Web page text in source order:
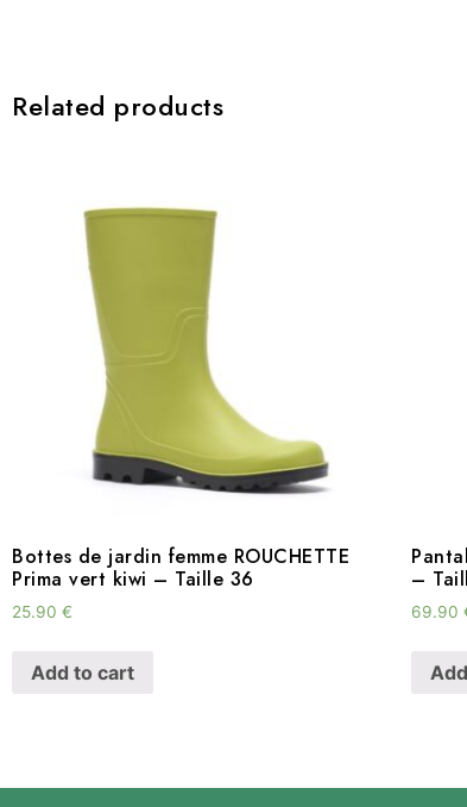
Related products
Bottes de jardin femme ROUCHETTE
Prima vert kiwi – Taille 36
25.90 €
Add to cart
–
69.90